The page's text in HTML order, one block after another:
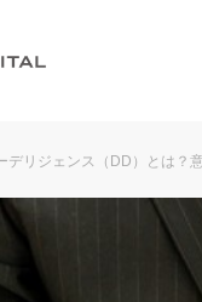
デリジェンス（DD）とは？